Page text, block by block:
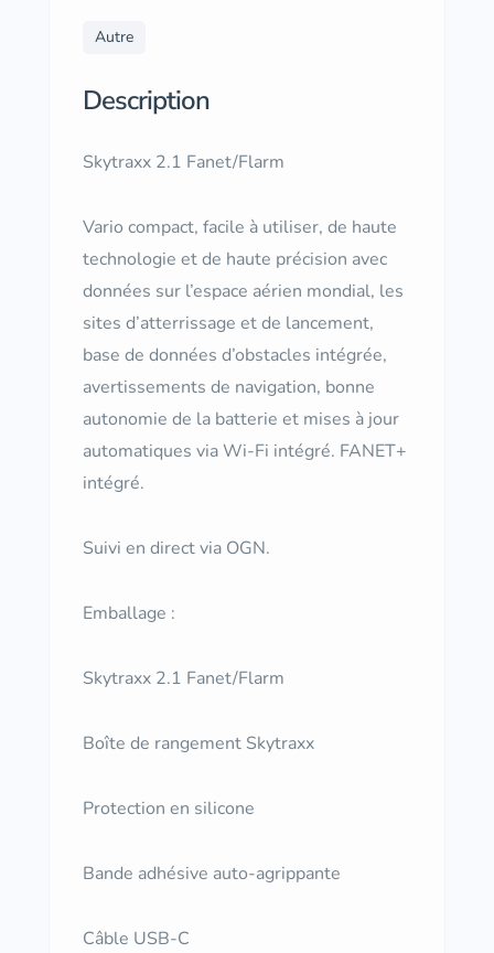
Autre
Description
Skytraxx 2.1 Fanet/Flarm
Vario compact, facile à utiliser, de haute
technologie et de haute précision avec
données sur l’espace aérien mondial, les
sites d’atterrissage et de lancement,
base de données d’obstacles intégrée,
avertissements de navigation, bonne
autonomie de la batterie et mises à jour
automatiques via Wi-Fi intégré. FANET+
intégré.
Suivi en direct via OGN.
Emballage :
Skytraxx 2.1 Fanet/Flarm
Boîte de rangement Skytraxx
Protection en silicone
Bande adhésive auto-agrippante
Câble USB-C